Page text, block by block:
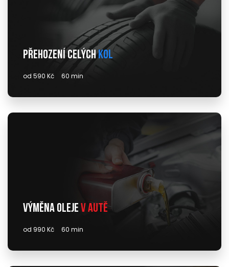
Přehození celýchkol
od 590 Kč 60 min
Výměna oleje v autě
od 990 Kč 60 min